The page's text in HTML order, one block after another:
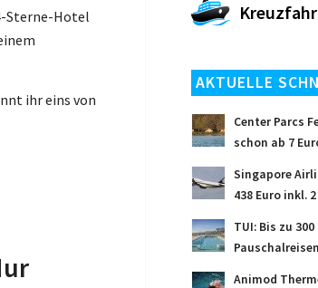
Sterne-Hotel
ihr eins von
AKTUELLE
Center Parcs
schon ab 7
Singapore
438 Euro inkl.
TUI: Bis zu
Animod